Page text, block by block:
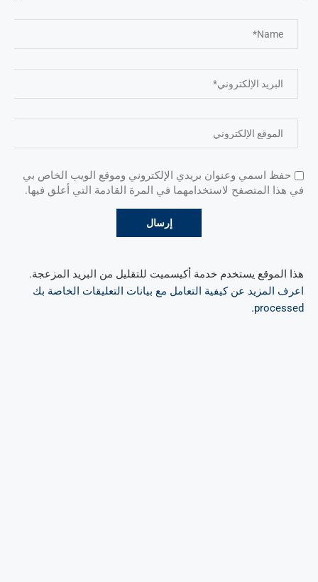
حفظ اسمي وعنوان بريدي الإلكتروني وموقع الويب الخاص بي
في هذا المتصفح لاستخدامهما في المرة القادمة التي أعلق فيها.
هذا الموقع يستخدم خدمة أكيسميت للتقليل من البريد المزعجة.
اعرف المزيد عن كيفية التعامل مع بيانات التعليقات الخاصة بك
processed
.